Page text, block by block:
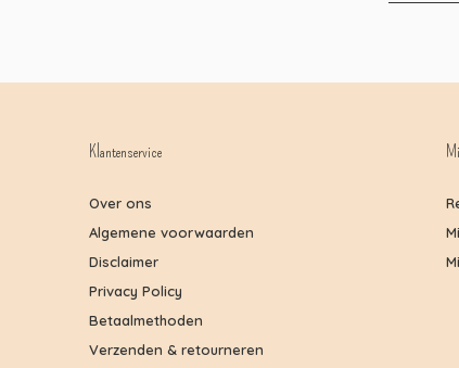
Klantenservice
Over ons
Algemene voorwaarden
Disclaimer
Privacy Policy
Betaalmethoden
Verzenden & retourneren